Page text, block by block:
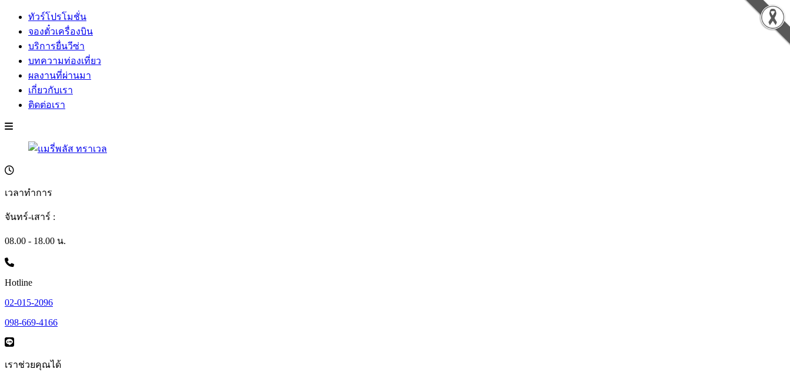
ทัวร์โปรโมชั่น
จองตั๋วเครื่องบิน
บริการยื่นวีซ่า
บทความท่องเที่ยว
ผลงานที่ผ่านมา
เกี่ยวกับเรา
ติดต่อเรา
เวลาทำการ
จันทร์-เสาร์ :
08.00 - 18.00 น.
Hotline
02-015-2096
098-669-4166
เราช่วยคุณได้